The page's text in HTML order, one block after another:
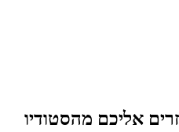
אליכם מהסטודיו